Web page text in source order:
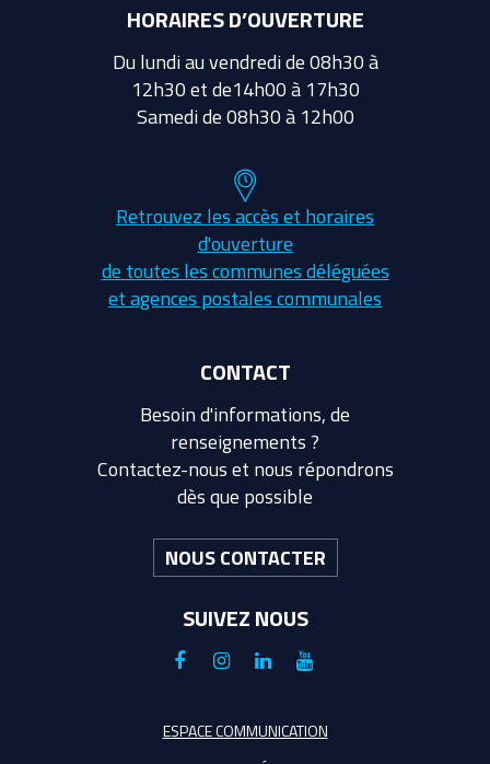
HORAIRES D’OUVERTURE
Du lundi au vendredi de 08h30 à
12h30 et de14h00 à 17h30
Samedi de 08h30 à 12h00
Retrouvez les accès et horaires
d'ouverture
de toutes les communes déléguées
et agences postales communales
CONTACT
Besoin d'informations, de
renseignements ?
Contactez-nous et nous répondrons
dès que possible
NOUS CONTACTER
SUIVEZ NOUS
Lien
le
Lien
le
compte
Lien
le
compte
Lien
la
ESPACE COMMUNICATION